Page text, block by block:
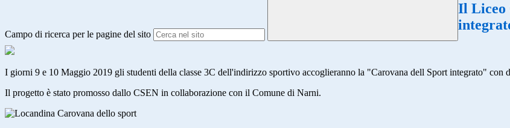
Campo di ricerca per le pagine del sito
Il Liceo
I giorni 9 e 10 Maggio 2019 gli studenti della classe 3C dell'indirizzo sportivo accoglieranno la "Carovana dell Sport integrato" con
Il progetto è stato promosso dallo CSEN in collaborazione con il Comune di Narni.